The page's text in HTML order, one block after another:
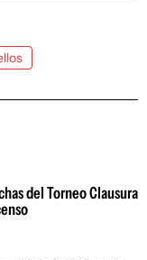
del Torneo Clausura